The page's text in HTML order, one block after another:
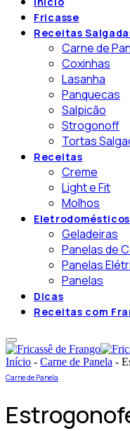
Fricasse
Receitas
Carne de
Coxinhas
Lasanha
Panquecas
Salpicão
Strogonoff
Tortas
Receitas
Creme
Light e Fit
Molhos
Eletrodomésticos
Geladeiras
Panelas de
Panelas
Panelas
Dicas
Receitas com
Início - Carne de Panela -
Carne de Panela